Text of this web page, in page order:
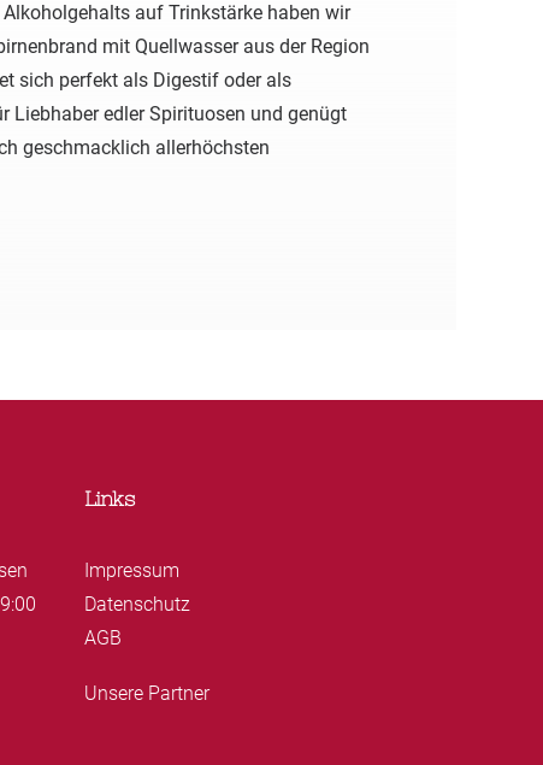
Alkoholgehalts auf Trinkstärke haben wir
mit Quellwasser aus der Region
sich perfekt als Digestif oder als
Liebhaber edler Spirituosen und genügt
geschmacklich allerhöchsten
Links
Impressum
Datenschutz
AGB
Unsere Partner